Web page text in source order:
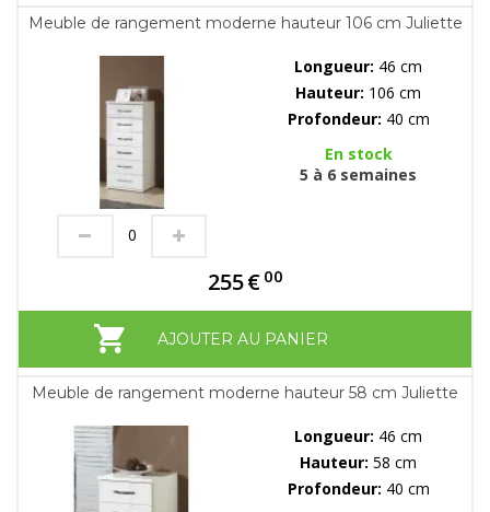
Meuble de rangement moderne hauteur 106 cm Juliette
Longueur: 46 cm
Hauteur: 106 cm
Profondeur: 40 cm
En stock
5 à 6 semaines
255€ 00
AJOUTER AU PANIER
Meuble de rangement moderne hauteur 58 cm Juliette
Longueur: 46 cm
Hauteur: 58 cm
Profondeur: 40 cm